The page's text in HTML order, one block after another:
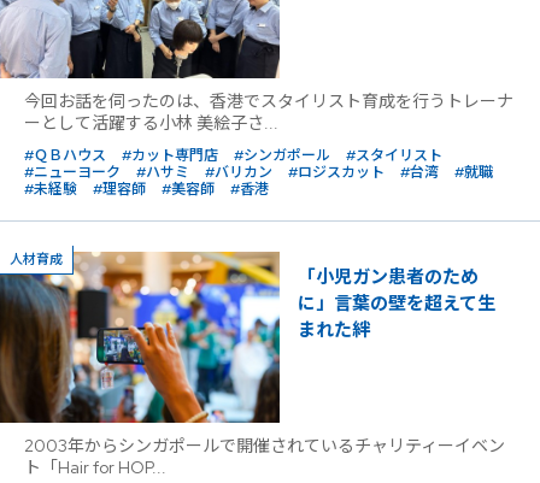
今回お話を伺ったのは、香港でスタイリスト育成を行うトレーナ
ーとして活躍する小林 美絵子さ...
#ＱＢハウス #カット専門店 #シンガポール
#スタイリスト
#ニューヨーク
#ハサミ #バリカン #ロジスカット #台湾
#就職
#未経験
#理容師 #美容師 #香港
人材育成
「小児ガン患者のため
に」言葉の壁を超えて生
まれた絆
2003年からシンガポールで開催されているチャリティーイベン
ト「Hair for HOP...